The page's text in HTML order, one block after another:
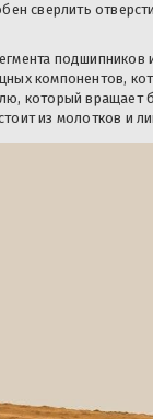
сверлить
подшипников
компонентов,
который вращает
из молотков и